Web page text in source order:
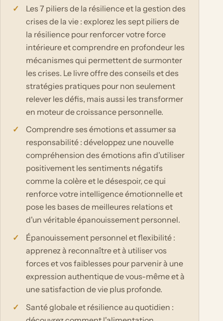
Les 7 piliers de la résilience et la gestion des
crises de la vie : explorez les sept piliers de
la résilience pour renforcer votre force
intérieure et comprendre en profondeur les
mécanismes qui permettent de surmonter
les crises. Le livre offre des conseils et des
stratégies pratiques pour non seulement
relever les défis, mais aussi les transformer
en moteur de croissance personnelle.
Comprendre ses émotions et assumer sa
responsabilité : développez une nouvelle
compréhension des émotions afin d'utiliser
positivement les sentiments négatifs
comme la colère et le désespoir, ce qui
renforce votre intelligence émotionnelle et
pose les bases de meilleures relations et
d'un véritable épanouissement personnel.
Épanouissement personnel et flexibilité :
apprenez à reconnaître et à utiliser vos
forces et vos faiblesses pour parvenir à une
expression authentique de vous-même et à
une satisfaction de vie plus profonde.
Santé globale et résilience au quotidien :